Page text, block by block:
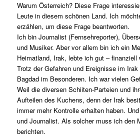
Warum Österreich? Diese Frage
Leute in diesem schönen Land. Ich
erzählen, um diese Frage beantworten.
Ich bin Journalist (Fernsehreporter),
und Musiker. Aber vor allem bin ich ein
Heimatland, Irak, lebte ich gut –
Trotz der Gefahren und Ereignisse im
Bagdad im Besonderen. Ich war vielen
Weil die diversen Schiiten-Parteien und
Aufteilen des Kuchens, denn der Irak
immer mehr Kontrolle erhalten haben.
und Journalist. Als solcher muss ich den
berichten.